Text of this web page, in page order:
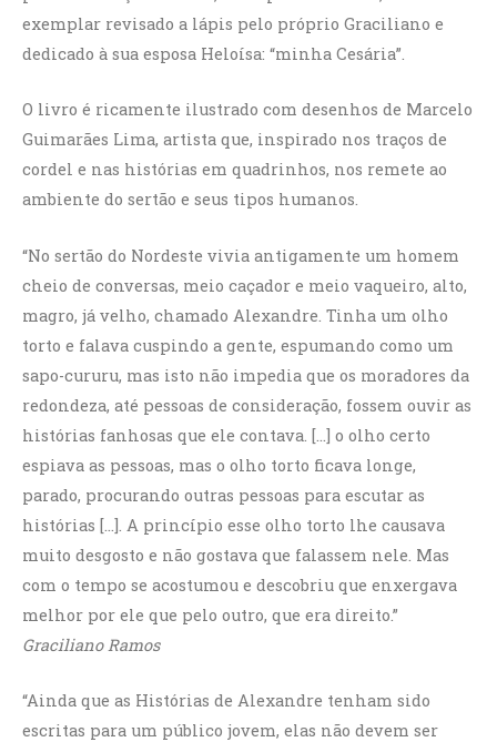
exemplar revisado a lápis pelo próprio Graciliano e
dedicado à sua esposa Heloísa: “minha Cesária”.
O livro é ricamente ilustrado com desenhos de Marcelo
Guimarães Lima, artista que, inspirado nos traços de
cordel e nas histórias em quadrinhos, nos remete ao
ambiente do sertão e seus tipos humanos.
“No sertão do Nordeste vivia antigamente um homem
cheio de conversas, meio caçador e meio vaqueiro, alto,
magro, já velho, chamado Alexandre. Tinha um olho
torto e falava cuspindo a gente, espumando como um
sapo-cururu, mas isto não impedia que os moradores da
redondeza, até pessoas de consideração, fossem ouvir as
histórias fanhosas que ele contava. […] o olho certo
espiava as pessoas, mas o olho torto ficava longe,
parado, procurando outras pessoas para escutar as
histórias […]. A princípio esse olho torto lhe causava
muito desgosto e não gostava que falassem nele. Mas
com o tempo se acostumou e descobriu que enxergava
melhor por ele que pelo outro, que era direito.”
Graciliano Ramos
“Ainda que as Histórias de Alexandre tenham sido
escritas para um público jovem, elas não devem ser